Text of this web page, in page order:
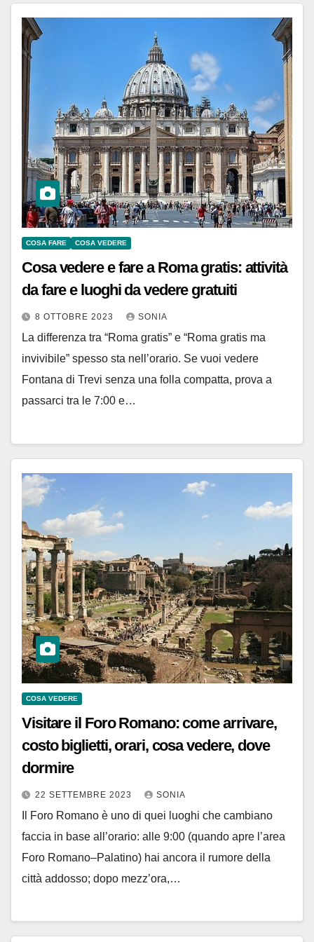
COSA FARE COSA VEDERE
Cosa vedere e fare a Roma gratis: attività
da fare e luoghi da vedere gratuiti
8 OTTOBRE 2023 SONIA
La differenza tra “Roma gratis” e “Roma gratis ma
invivibile” spesso sta nell’orario. Se vuoi vedere
Fontana di Trevi senza una folla compatta, prova a
passarci tra le 7:00 e…
COSA VEDERE
Visitare il Foro Romano: come arrivare,
costo biglietti, orari, cosa vedere, dove
dormire
22 SETTEMBRE 2023 SONIA
Il Foro Romano è uno di quei luoghi che cambiano
faccia in base all’orario: alle 9:00 (quando apre l’area
Foro Romano–Palatino) hai ancora il rumore della
città addosso; dopo mezz’ora,…